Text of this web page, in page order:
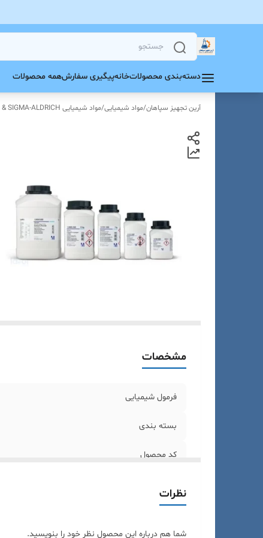
دسته‌بندی محصولاتخانهپیگیری سفارشهمه محصولات
آرین تجهیز سپاهان/مواد شیمیایی/مواد شیمیایی MERCK & SIGMA-ALDRICH
مشخصات
فرمول شیمیایی
بسته بندی
کد محصول
نظرات
شما هم درباره این محصول نظر خود را بنویسید.